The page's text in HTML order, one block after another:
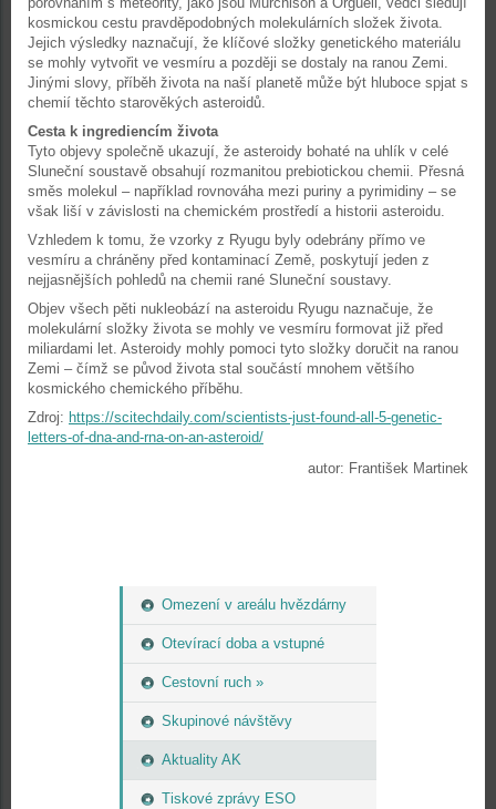
Omezení v areálu hvězdárny
Otevírací doba a vstupné
Cestovní ruch »
Skupinové návštěvy
Aktuality AK
Tiskové zprávy ESO
kosmickou cestu pravděpodobných molekulárních složek života.
Jejich výsledky naznačují, že klíčové složky genetického materiálu
se mohly vytvořit ve vesmíru a později se dostaly na ranou Zemi.
Jinými slovy, příběh života na naší planetě může být hluboce spjat s
chemií těchto starověkých asteroidů.
Cesta k ingrediencím života
Tyto objevy společně ukazují, že asteroidy bohaté na uhlík v celé
Sluneční soustavě obsahují rozmanitou prebiotickou chemii. Přesná
směs molekul – například rovnováha mezi puriny a pyrimidiny – se
však liší v závislosti na chemickém prostředí a historii asteroidu.
Vzhledem k tomu, že vzorky z Ryugu byly odebrány přímo ve
vesmíru a chráněny před kontaminací Země, poskytují jeden z
nejjasnějších pohledů na chemii rané Sluneční soustavy.
Objev všech pěti nukleobází na asteroidu Ryugu naznačuje, že
molekulární složky života se mohly ve vesmíru formovat již před
miliardami let. Asteroidy mohly pomoci tyto složky doručit na ranou
Zemi – čímž se původ života stal součástí mnohem většího
kosmického chemického příběhu.
Zdroj: https://scitechdaily.com/scientists-just-found-all-5-genetic-
letters-of-dna-and-rna-on-an-asteroid/
autor: František Martinek